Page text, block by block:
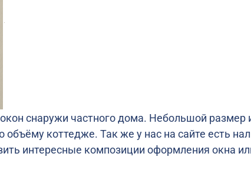
снаружи частного дома. Небольшой размер
коттедже. Так же у нас на сайте есть
интересные композиции оформления окна